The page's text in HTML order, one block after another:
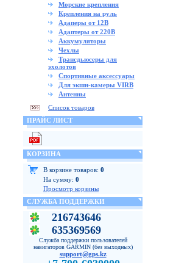
Морские крепления
Крепления на руль
Адаперы от 12В
Адаптеры от 220В
Аккумуляторы
Чехлы
Трансдьюсеры для
эхолотов
Спортивные аксессуары
Для экшн-камеры VIRB
Антенны
Список товаров
ПРАЙС ЛИСТ
КОРЗИНА
В корзине товаров: 0
На сумму: 0
Просмотр корзины
СЛУЖБА ПОДДЕРЖКИ
216743646
635369569
Служба поддержки пользователей
навигаторов GARMIN (без выходных)
support@gps.kz